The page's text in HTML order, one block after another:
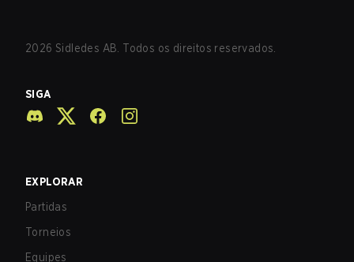
2026 Sidledes AB. Todos os direitos reservados.
SIGA
EXPLORAR
Partidas
Torneios
Equipes